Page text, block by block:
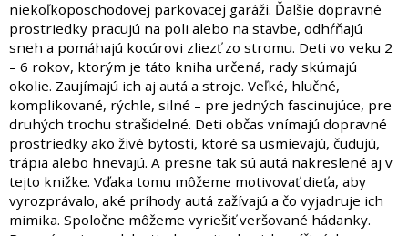
niekoľkoposchodovej parkovacej garáži. Ďalšie dopravné
prostriedky pracujú na poli alebo na stavbe, odhŕňajú
sneh a pomáhajú kocúrovi zliezť zo stromu. Deti vo veku 2
– 6 rokov, ktorým je táto kniha určená, rady skúmajú
okolie. Zaujímajú ich aj autá a stroje. Veľké, hlučné,
komplikované, rýchle, silné – pre jedných fascinujúce, pre
druhých trochu strašidelné. Deti občas vnímajú dopravné
prostriedky ako živé bytosti, ktoré sa usmievajú, čudujú,
trápia alebo hnevajú. A presne tak sú autá nakreslené aj v
tejto knižke. Vďaka tomu môžeme motivovať dieťa, aby
vyrozprávalo, aké príhody autá zažívajú a čo vyjadruje ich
mimika. Spoločne môžeme vyriešiť veršované hádanky.